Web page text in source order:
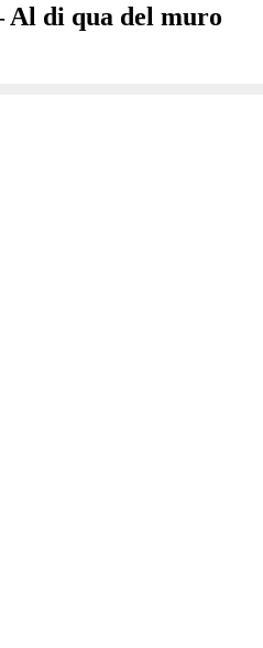
Al di qua del muro